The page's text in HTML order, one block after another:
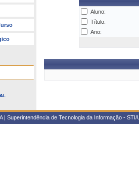
Aluno:
Título:
Ano:
| Superintendência de Tecnologia da Informação -